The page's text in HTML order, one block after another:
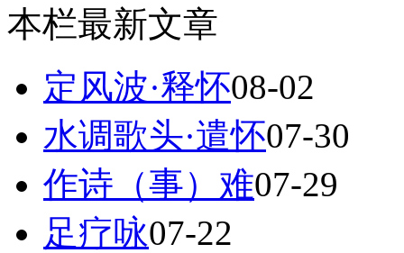
本栏最新文章
定风波·释怀08-02
水调歌头·遣怀07-30
作诗（事）难07-29
足疗咏07-22